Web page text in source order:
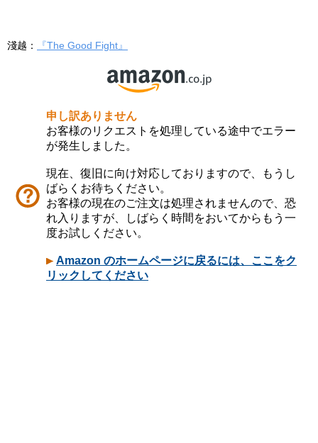
淺越： 『The Good Fight』